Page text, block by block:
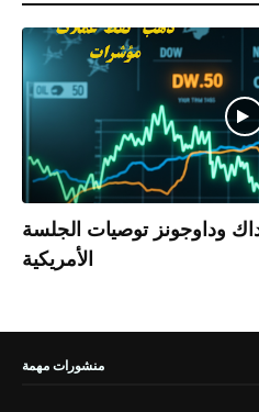
وداوجونز توصيات الجلسة
الأمريكية
منشورات مهمة